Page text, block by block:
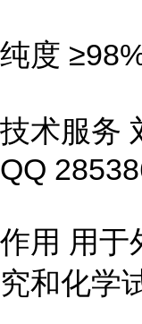
纯度
技术服务
QQ
作用 用于
究和化学